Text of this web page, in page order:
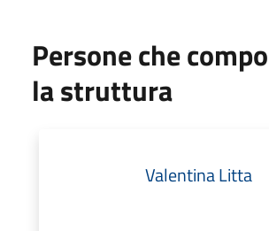
Persone che
la struttura
Valentina Litta